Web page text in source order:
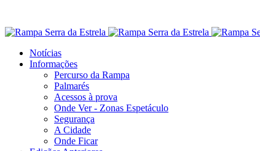
Notícias
Informações
Percurso da Rampa
Palmarés
Acessos à prova
Onde Ver - Zonas Espetáculo
Segurança
A Cidade
Onde Ficar